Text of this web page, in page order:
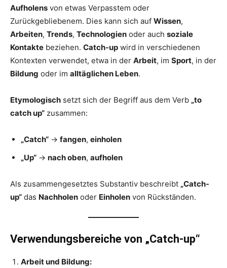
Aufholens von etwas Verpasstem oder
Zurückgebliebenem. Dies kann sich auf Wissen,
Arbeiten, Trends, Technologien oder auch soziale
Kontakte beziehen. Catch-up wird in verschiedenen
Kontexten verwendet, etwa in der Arbeit, im Sport, in der
Bildung oder im alltäglichen Leben.
Etymologisch setzt sich der Begriff aus dem Verb „to
catch up“ zusammen:
„Catch“ → fangen, einholen
„Up“ → nach oben, aufholen
Als zusammengesetztes Substantiv beschreibt „Catch-
up“ das Nachholen oder Einholen von Rückständen.
Verwendungsbereiche von „Catch-up“
Arbeit und Bildung: